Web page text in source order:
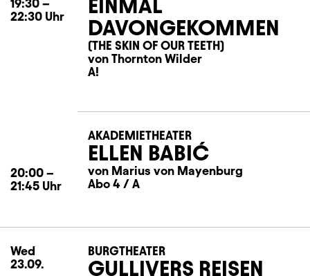
19:30 –
22:30 Uhr
EINMAL
DAVONGEKOMMEN
(THE SKIN OF OUR TEETH)
von Thornton Wilder
A!
20:00 –
21:45 Uhr
AKADEMIETHEATER
ELLEN BABIĆ
von Marius von Mayenburg
Abo 4 / A
Wed Wednesday
23.09.
BURGTHEATER
GULLIVERS REISEN